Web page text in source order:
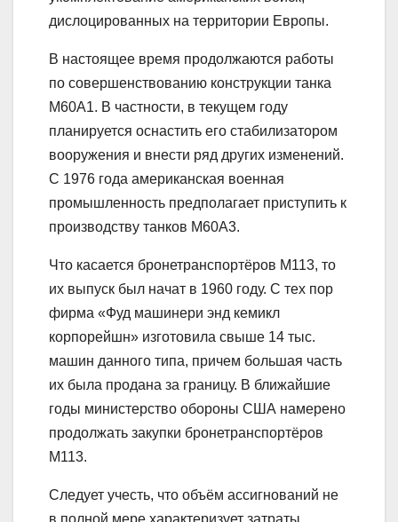
дислоцированных на территории Европы.
В настоящее время продолжаются работы
по совершенствованию конструкции танка
М60А1. В частности, в текущем году
планируется оснастить его стабилизатором
вооружения и внести ряд других изменений.
С 1976 года американская военная
промышленность предполагает приступить к
производству танков M60A3.
Что касается бронетранспортёров М113, то
их выпуск был начат в 1960 году. С тех пор
фирма «Фуд машинери энд кемикл
корпорейшн» изготовила свыше 14 тыс.
машин данного типа, причем большая часть
их была продана за границу. В ближайшие
годы министерство обороны США намерено
продолжать закупки бронетранспортёров
M113.
Следует учесть, что объём ассигнований не
в полной мере характеризует затраты